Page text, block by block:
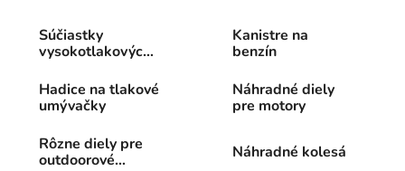
Súčiastky
vysokotlakových
Kanistre na
benzín
Hadice na tlakové
umývačky
Náhradné diely
pre motory
Rôzne diely pre
outdoorové
Náhradné kolesá